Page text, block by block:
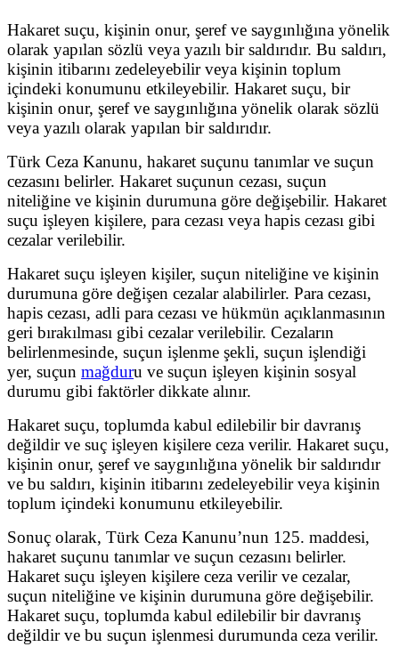
Hakaret suçu, kişinin onur, şeref ve saygınlığına yönelik
olarak yapılan sözlü veya yazılı bir saldırıdır. Bu saldırı,
kişinin itibarını zedeleyebilir veya kişinin toplum
içindeki konumunu etkileyebilir. Hakaret suçu, bir
kişinin onur, şeref ve saygınlığına yönelik olarak sözlü
veya yazılı olarak yapılan bir saldırıdır.
Türk Ceza Kanunu, hakaret suçunu tanımlar ve suçun
cezasını belirler. Hakaret suçunun cezası, suçun
niteliğine ve kişinin durumuna göre değişebilir. Hakaret
suçu işleyen kişilere, para cezası veya hapis cezası gibi
cezalar verilebilir.
Hakaret suçu işleyen kişiler, suçun niteliğine ve kişinin
durumuna göre değişen cezalar alabilirler. Para cezası,
hapis cezası, adli para cezası ve hükmün açıklanmasının
geri bırakılması gibi cezalar verilebilir. Cezaların
belirlenmesinde, suçun işlenme şekli, suçun işlendiği
yer, suçun mağduru ve suçun işleyen kişinin sosyal
durumu gibi faktörler dikkate alınır.
Hakaret suçu, toplumda kabul edilebilir bir davranış
değildir ve suç işleyen kişilere ceza verilir. Hakaret suçu,
kişinin onur, şeref ve saygınlığına yönelik bir saldırıdır
ve bu saldırı, kişinin itibarını zedeleyebilir veya kişinin
toplum içindeki konumunu etkileyebilir.
Sonuç olarak, Türk Ceza Kanunu’nun 125. maddesi,
hakaret suçunu tanımlar ve suçun cezasını belirler.
Hakaret suçu işleyen kişilere ceza verilir ve cezalar,
suçun niteliğine ve kişinin durumuna göre değişebilir.
Hakaret suçu, toplumda kabul edilebilir bir davranış
değildir ve bu suçun işlenmesi durumunda ceza verilir.